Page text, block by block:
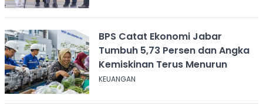
BPS Catat Ekonomi Jabar
Tumbuh 5,73 Persen dan Angka
Kemiskinan Terus Menurun
KEUANGAN